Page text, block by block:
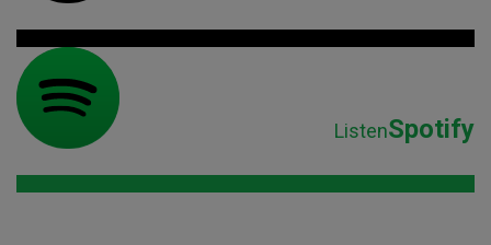
ListenSpotify